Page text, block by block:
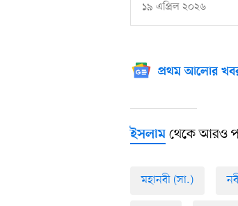
১৯ এপ্রিল ২০২৬
প্রথম আলোর
ইসলাম থেকে আরও
মহানবী (সা.)